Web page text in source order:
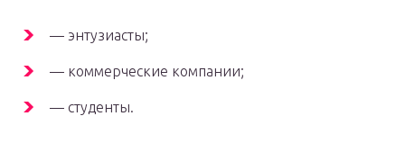
— энтузиасты;
— коммерческие компании;
— студенты.